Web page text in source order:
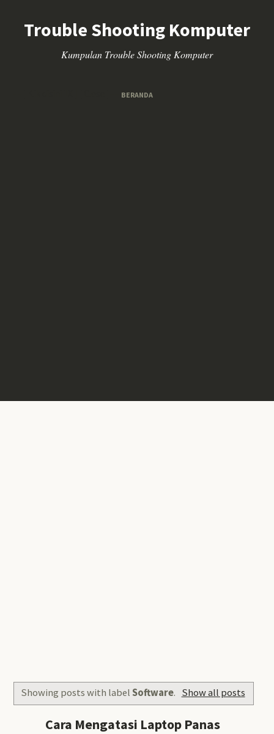
Trouble Shooting Komputer
Kumpulan Trouble Shooting Komputer
BERANDA
Showing posts with labelSoftware. Show all posts
Cara Mengatasi Laptop Panas